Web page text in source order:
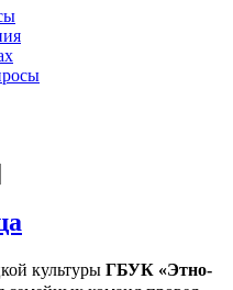
культуры ГБУК «Этно-